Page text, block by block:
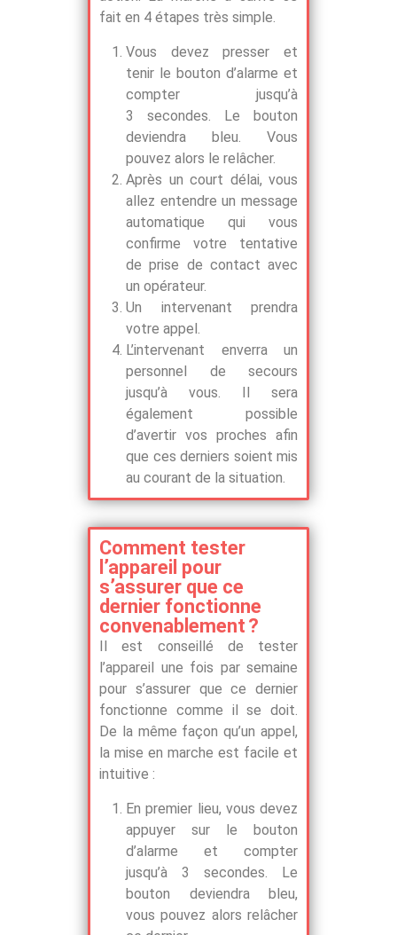
fait en 4 étapes très simple.
Vous devez presser et
tenir le bouton d’alarme et
compter jusqu’à
3 secondes. Le bouton
deviendra bleu. Vous
pouvez alors le relâcher.
Après un court délai, vous
allez entendre un message
automatique qui vous
confirme votre tentative
de prise de contact avec
un opérateur.
Un intervenant prendra
votre appel.
L’intervenant enverra un
personnel de secours
jusqu’à vous. Il sera
également possible
d’avertir vos proches afin
que ces derniers soient mis
au courant de la situation.
Comment tester
l’appareil pour
s’assurer que ce
dernier fonctionne
convenablement ?
Il est conseillé de tester
l’appareil une fois par semaine
pour s’assurer que ce dernier
fonctionne comme il se doit.
De la même façon qu’un appel,
la mise en marche est facile et
intuitive :
En premier lieu, vous devez
appuyer sur le bouton
d’alarme et compter
jusqu’à 3 secondes. Le
bouton deviendra bleu,
vous pouvez alors relâcher